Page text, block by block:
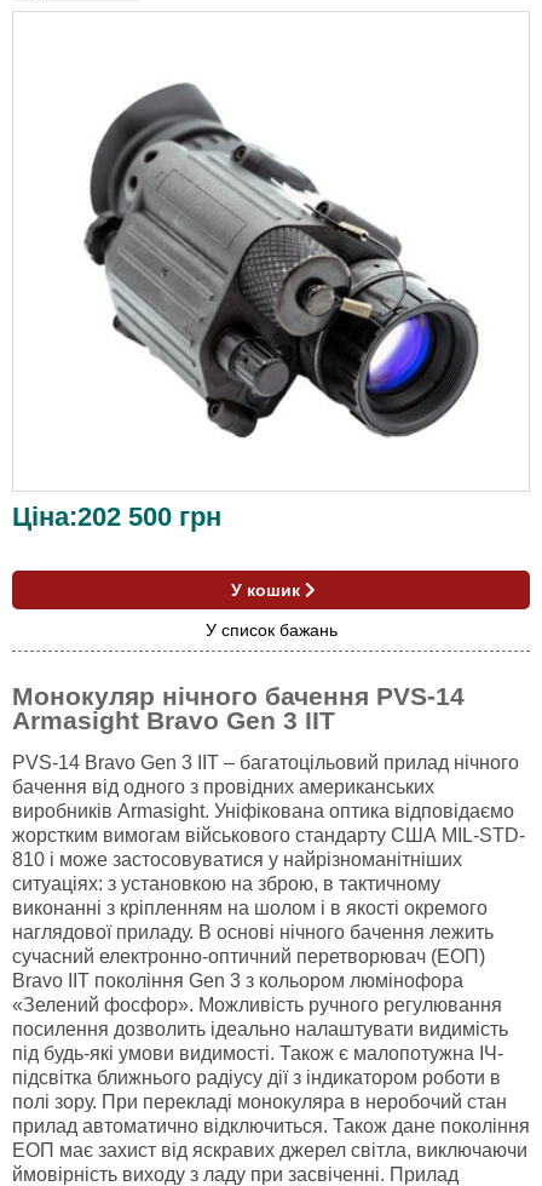
Ціна:202 500 грн
У кошик
У список бажань
Монокуляр нічного бачення PVS-14
Armasight Bravo Gen 3 IIT
PVS-14 Bravo Gen 3 IIT – багатоцільовий прилад нічного
бачення від одного з провідних американських
виробників Armasight. Уніфікована оптика відповідаємо
жорстким вимогам військового стандарту США MIL-STD-
810 і може застосовуватися у найрізноманітніших
ситуаціях: з установкою на зброю, в тактичному
виконанні з кріпленням на шолом і в якості окремого
наглядової приладу. В основі нічного бачення лежить
сучасний електронно-оптичний перетворювач (ЕОП)
Bravo IIT покоління Gen 3 з кольором люмінофора
«Зелений фосфор». Можливість ручного регулювання
посилення дозволить ідеально налаштувати видимість
під будь-які умови видимості. Також є малопотужна ІЧ-
підсвітка ближнього радіусу дії з індикатором роботи в
полі зору. При перекладі монокуляра в неробочий стан
прилад автоматично відключиться. Також дане покоління
ЕОП має захист від яскравих джерел світла, виключаючи
ймовірність виходу з ладу при засвіченні. Прилад